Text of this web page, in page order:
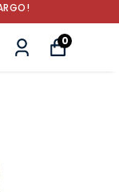
0